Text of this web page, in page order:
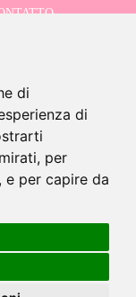
di
di
per
per capire da
+
Politica sui